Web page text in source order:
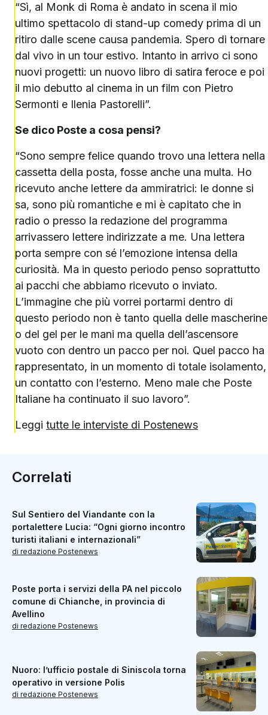
“Sì, al Monk di Roma è andato in scena il mio
ultimo spettacolo di stand-up comedy prima di un
ritiro dalle scene causa pandemia. Spero di tornare
dal vivo in un tour estivo. Intanto in arrivo ci sono
nuovi progetti: un nuovo libro di satira feroce e poi
il mio debutto al cinema in un film con Pietro
Sermonti e Ilenia Pastorelli”.
Se dico Poste a cosa pensi?
“Sono sempre felice quando trovo una lettera nella
cassetta della posta, fosse anche una multa. Ho
ricevuto anche lettere da ammiratrici: le donne si
sa, sono più romantiche e mi è capitato che in
radio o presso la redazione del programma
arrivassero lettere indirizzate a me. Una lettera
porta sempre con sé l’emozione intensa della
curiosità. Ma in questo periodo penso soprattutto
ai pacchi che abbiamo ricevuto o inviato.
L’immagine che più vorrei portarmi dentro di
questo periodo non è tanto quella delle mascherine
o del gel per le mani ma quella dell’ascensore
vuoto con dentro un pacco per noi. Quel pacco ha
rappresentato, in un momento di totale isolamento,
un contatto con l’esterno. Meno male che Poste
Italiane ha continuato il suo lavoro”.
Leggi tutte le interviste di Postenews
Correlati
Sul Sentiero del Viandante con la
portalettere Lucia: “Ogni giorno incontro
turisti italiani e internazionali”
di redazione Postenews
Poste porta i servizi della PA nel piccolo
comune di Chianche, in provincia di
Avellino
di redazione Postenews
Nuoro: l’ufficio postale di Siniscola torna
operativo in versione Polis
di redazione Postenews